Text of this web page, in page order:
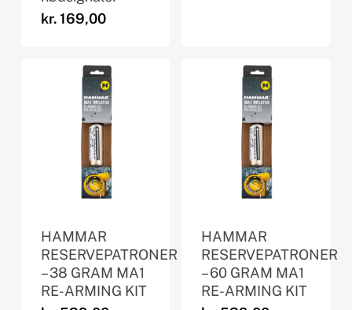
kr.169,00
HAMMAR
RESERVEPATRONER
– 38 GRAM MA1
RE-ARMING KIT
HAMMAR
RESERVEPATRONER
– 60 GRAM MA1
RE-ARMING KIT